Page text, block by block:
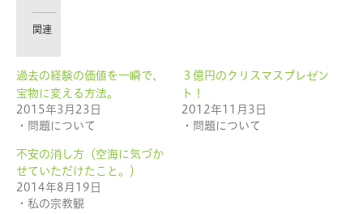
で
共
有
ウ
ィ
ン
ド
ウ
で
開
ま
す)
て
く
だ
さ
い
(新
し
ウ
ィ
ン
ド
ウ
で
開
関連
過去の経験の価値を一瞬で、
宝物に変える方法。
2015年3月23日
・問題について
３億円のクリスマスプレゼン
ト！
2012年11月3日
・問題について
不安の消し方（空海に気づか
せていただけたこと。）
2014年8月19日
・私の宗教観